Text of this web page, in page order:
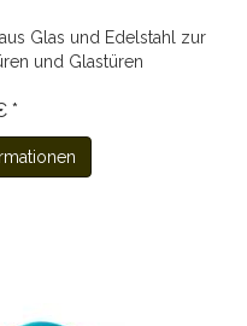
Glas und Edelstahl zur
und Glastüren
*